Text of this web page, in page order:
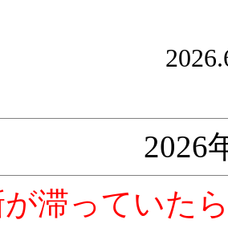
2026
滞っていた